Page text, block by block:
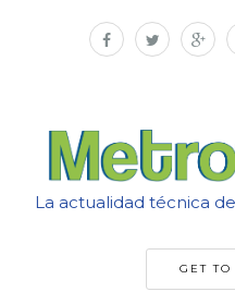
La actualidad técnica
GET